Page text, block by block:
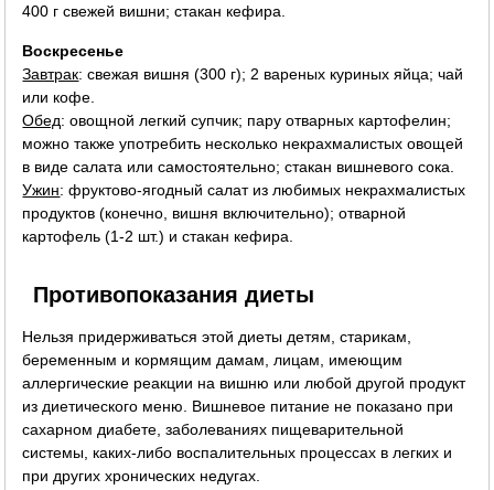
400 г свежей вишни; стакан кефира.
Воскресенье
Завтрак: свежая вишня (300 г); 2 вареных куриных яйца; чай
или кофе.
Обед: овощной легкий супчик; пару отварных картофелин;
можно также употребить несколько некрахмалистых овощей
в виде салата или самостоятельно; стакан вишневого сока.
Ужин: фруктово-ягодный салат из любимых некрахмалистых
продуктов (конечно, вишня включительно); отварной
картофель (1-2 шт.) и стакан кефира.
Противопоказания диеты
Нельзя придерживаться этой диеты детям, старикам,
беременным и кормящим дамам, лицам, имеющим
аллергические реакции на вишню или любой другой продукт
из диетического меню. Вишневое питание не показано при
сахарном диабете, заболеваниях пищеварительной
системы, каких-либо воспалительных процессах в легких и
при других хронических недугах.